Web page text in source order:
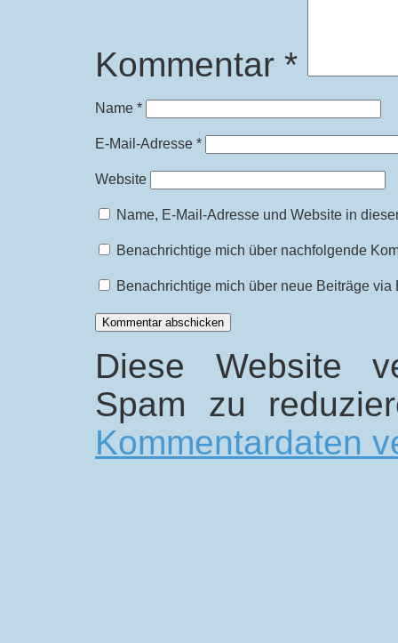
Kommentar *
Name *
E-Mail-Adresse *
Website
Name, E-Mail-Adresse und Website in
Benachrichtige mich über nachfolgende
Benachrichtige mich über neue Beiträge via
Diese Website
Spam zu
Kommentardaten